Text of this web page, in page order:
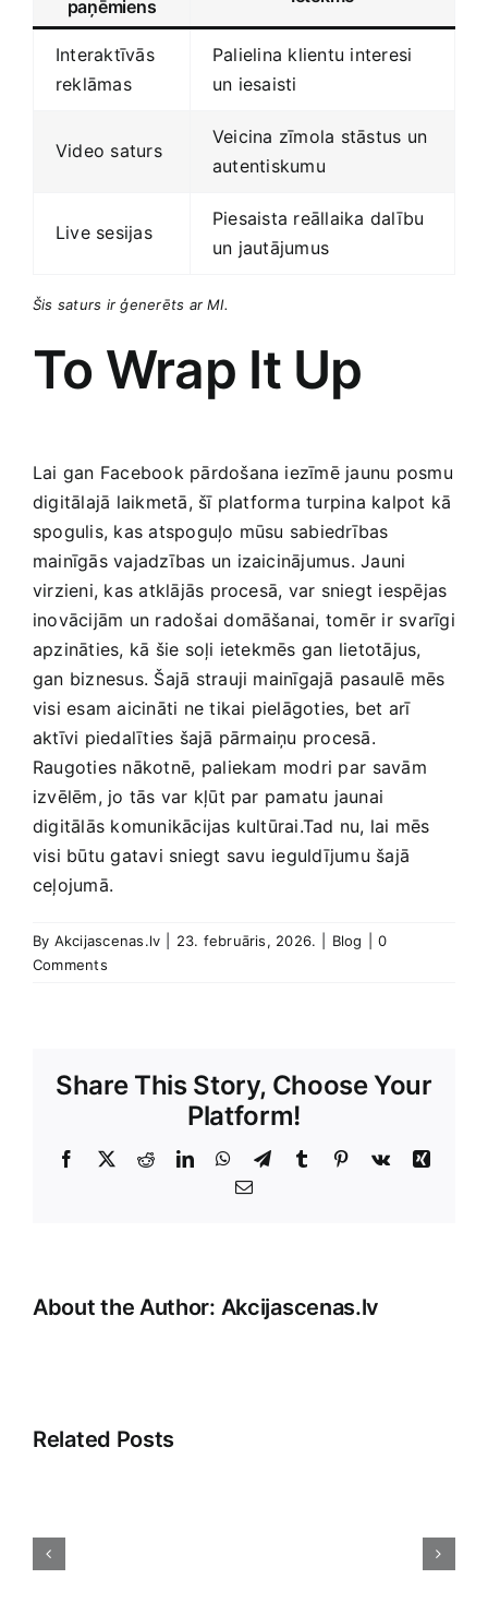
paņēmiens
Interaktīvās
reklāmas
Palielina klientu interesi
un iesaisti
Video saturs
Veicina zīmola stāstus un
autentiskumu
Live sesijas
Piesaista reāllaika dalību
un ‍jautājumus
Šis saturs ir ģenerēts ar MI.
To Wrap It Up
Lai gan Facebook ‍pārdošana iezīmē jaunu posmu
digitālajā laikmetā, šī platforma turpina kalpot kā
spogulis,‍ kas atspoguļo mūsu sabiedrības
mainīgās vajadzības un izaicinājumus. Jauni
virzieni, kas atklājās procesā, var sniegt iespējas
inovācijām un radošai domāšanai, tomēr‌ ir svarīgi
​apzināties, kā šie soļi‌ ietekmēs gan lietotājus,
gan biznesus. Šajā strauji mainīgajā pasaulē mēs
visi esam aicināti ne tikai pielāgoties, bet arī
aktīvi piedalīties šajā pārmaiņu procesā.
Raugoties nākotnē,⁣ paliekam modri ‌par ⁢savām
izvēlēm, jo tās var kļūt par pamatu jaunai
digitālās komunikācijas kultūrai.Tad nu, lai mēs
visi‍ būtu gatavi sniegt savu⁣ ieguldījumu šajā
ceļojumā.
By Akcijascenas.lv 23. februāris, 2026. Blog
0
Comments
Share This Story, Choose Your
Platform!
Facebook
X RedditLinkedInWhatsApp
TelegramTumblr Pinterest
Vk
Xing
E-
About the Author: Akcijascenas.lv
Related Posts